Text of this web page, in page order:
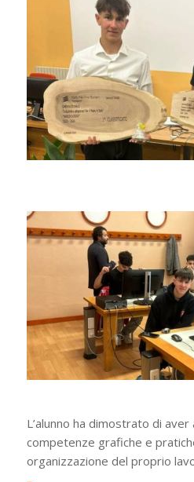
L’alunno ha dimostrato di
competenze grafiche e
organizzazione del proprio